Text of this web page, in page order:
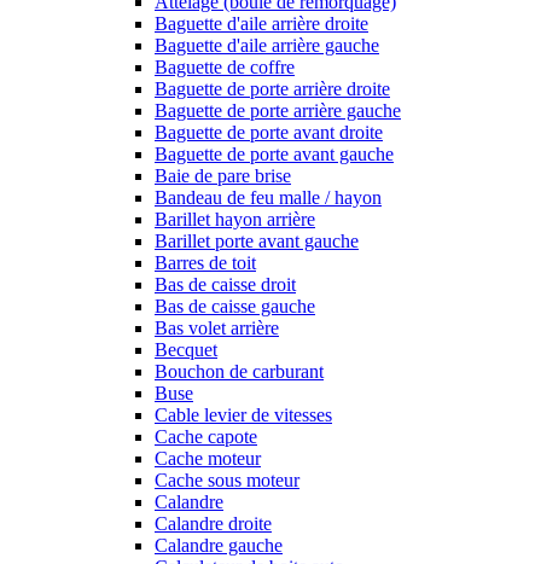
Baguette d'aile arrière droite
Baguette d'aile arrière gauche
Baguette de coffre
Baguette de porte arrière droite
Baguette de porte arrière gauche
Baguette de porte avant droite
Baguette de porte avant gauche
Baie de pare brise
Bandeau de feu malle / hayon
Barillet hayon arrière
Barillet porte avant gauche
Barres de toit
Bas de caisse droit
Bas de caisse gauche
Bas volet arrière
Becquet
Bouchon de carburant
Buse
Cable levier de vitesses
Cache capote
Cache moteur
Cache sous moteur
Calandre
Calandre droite
Calandre gauche